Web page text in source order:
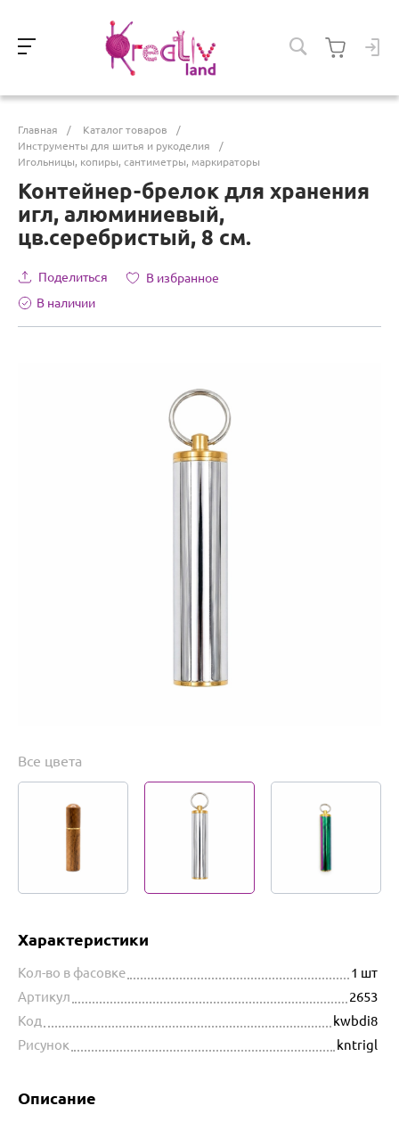
Главная / Каталог товаров
/
Инструменты для шитья и рукоделия
/
Игольницы, копиры, сантиметры, маркираторы
Контейнер-брелок для хранения
игл, алюминиевый,
цв.серебристый, 8 см.
Поделиться
В избранное
В наличии
Все цвета
Характеристики
Кол-во в фасовке
1 шт
Артикул
2653
Код
kwbdi8
Рисунок
kntrigl
Описание